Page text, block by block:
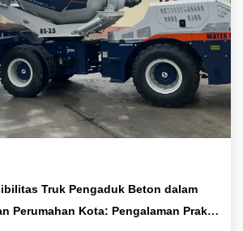
Truk Pengaduk Beton dalam
Perumahan Kota: Pengalaman Praktis